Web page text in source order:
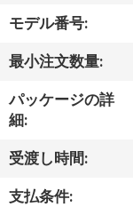
私
に
つ
い
モデル番号:
最小注文数量:
パッケージの詳
細:
受渡し時間:
支払条件: